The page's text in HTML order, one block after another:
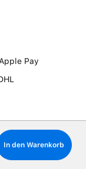
In den Warenkorb